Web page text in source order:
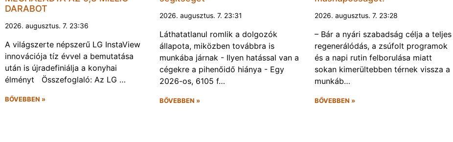
DARABOT
2026. augusztus. 7. 23:36
A világszerte népszerű LG InstaView
innovációja tíz évvel a bemutatása
után is újradefiniálja a konyhai
élményt Összefoglaló: Az LG …
BŐVEBBEN »
2026. augusztus. 7. 23:31
Láthatatlanul romlik a dolgozók
állapota, miközben továbbra is
munkába járnak - Ilyen hatással van a
cégekre a pihenőidő hiánya - Egy
2026-os, 6105 f…
BŐVEBBEN »
2026. augusztus. 7. 23:28
– Bár a nyári szabadság célja a teljes
regenerálódás, a zsúfolt programok
és a napi rutin felborulása miatt
sokan kimerültebben térnek vissza a
munkáb…
BŐVEBBEN »